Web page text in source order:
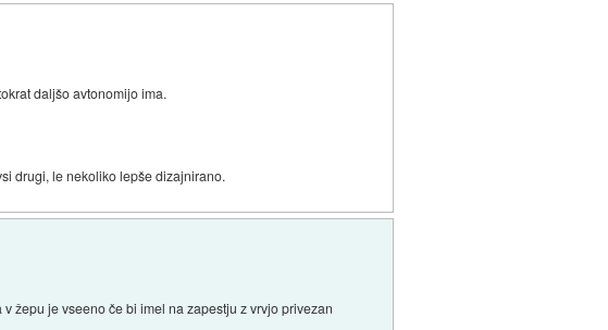
daljšo avtonomijo ima.
drugi, le nekoliko lepše dizajnirano.
žepu je vseeno če bi imel na zapestju z vrvjo privezan